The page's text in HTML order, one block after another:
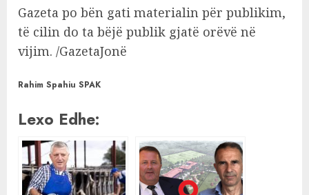
Gazeta po bën gati materialin për publikim,
të cilin do ta bëjë publik gjatë orëvë në
vijim. /GazetaJonë
Rahim Spahiu SPAK
Lexo Edhe: